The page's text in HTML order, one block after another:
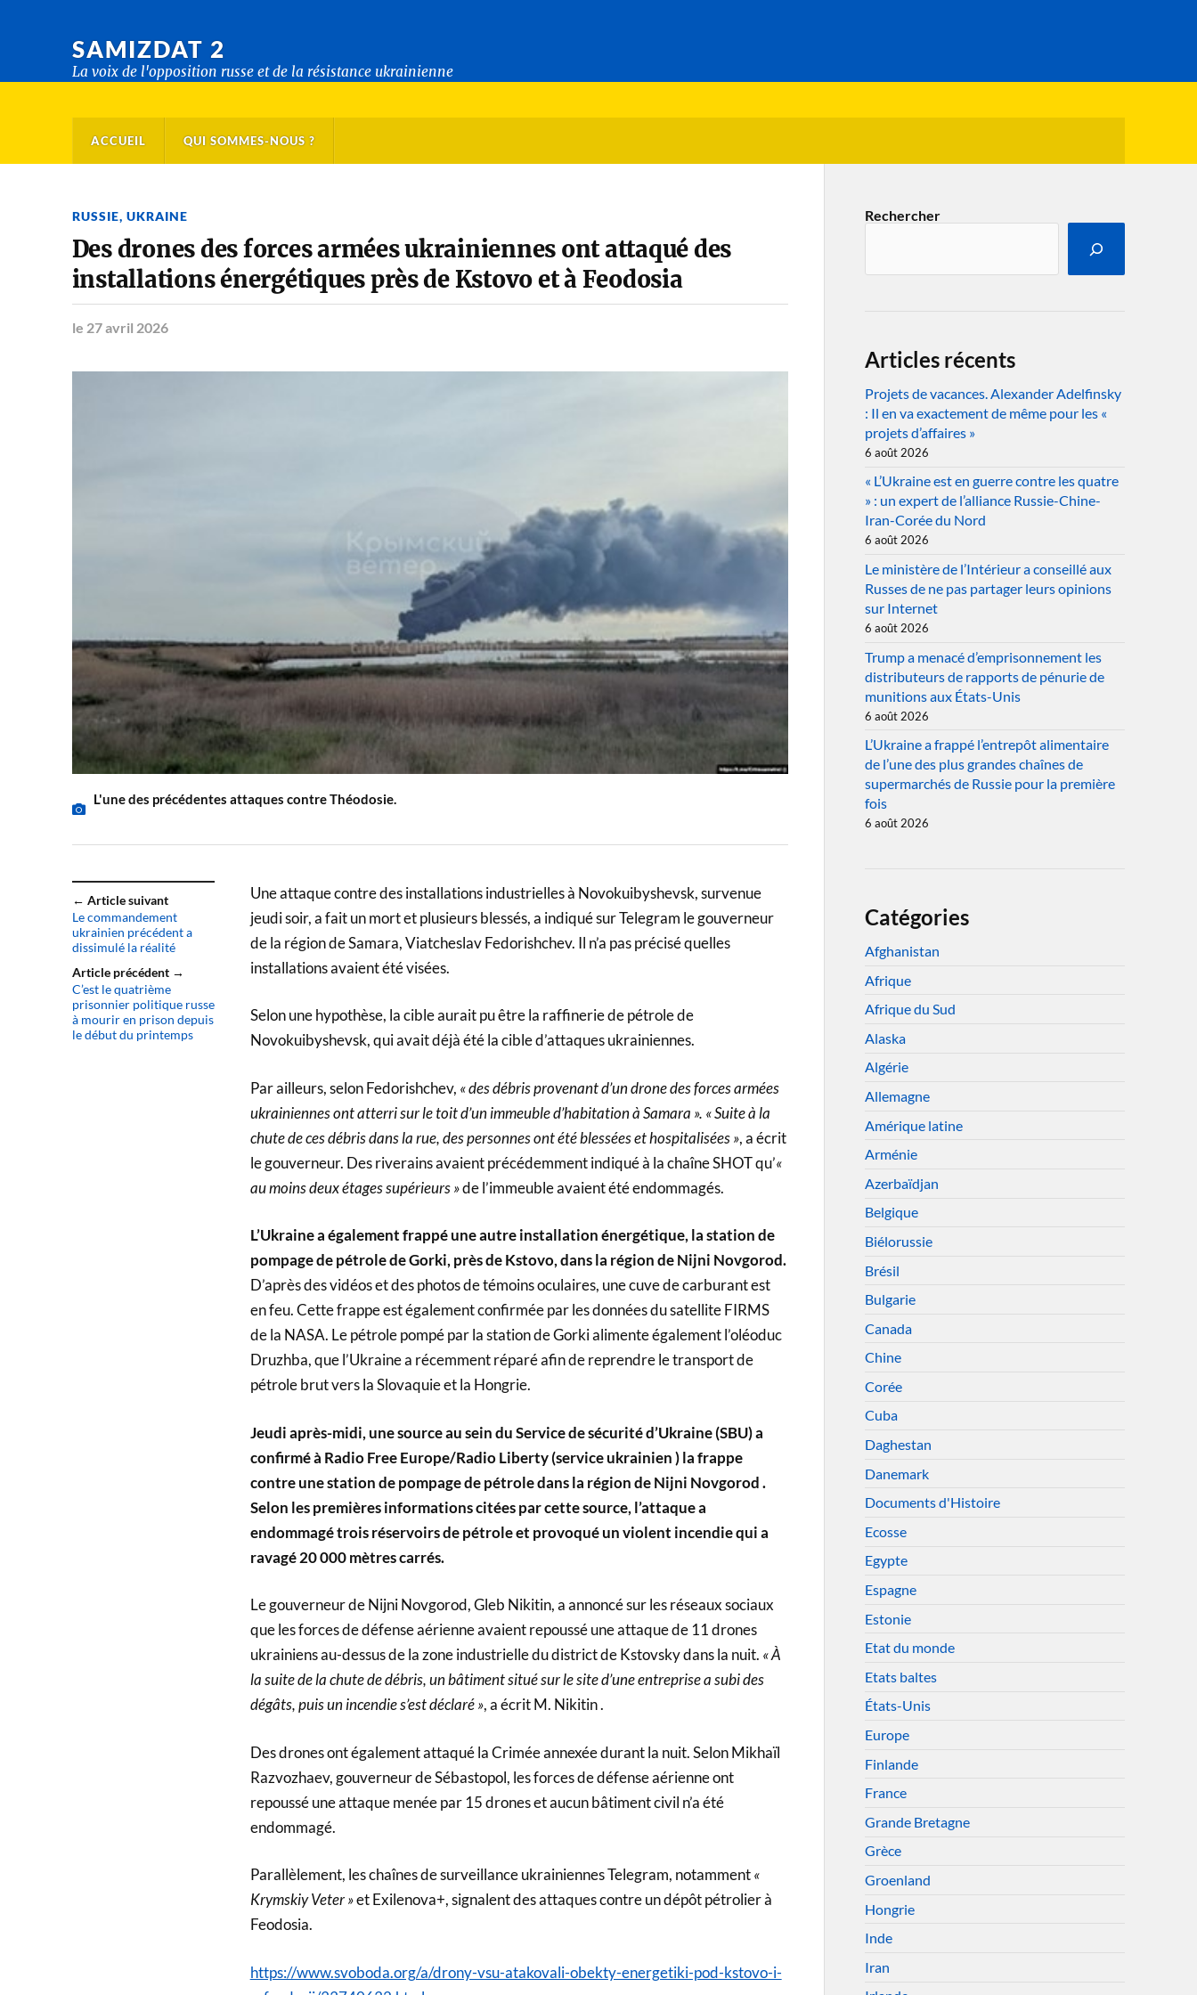
SAMIZDAT 2
La voix de l'opposition russe et de la résistance ukrainienne
ACCUEIL QUI SOMMES-NOUS ?
RUSSIE, UKRAINE
Des drones des forces armées ukrainiennes ont attaqué des
installations énergétiques près de Kstovo et à Feodosia
le 27 avril 2026
L'une des précédentes attaques contre Théodosie.
← Article suivant
Le commandement
ukrainien précédent a
dissimulé la réalité
Article précédent →
C’est le quatrième
prisonnier politique russe
à mourir en prison depuis
le début du printemps
Une attaque contre des installations industrielles à Novokuibyshevsk, survenue
jeudi soir, a fait un mort et plusieurs blessés, a indiqué sur Telegram le gouverneur
de la région de Samara, Viatcheslav Fedorishchev. Il n’a pas précisé quelles
installations avaient été visées.
Selon une hypothèse, la cible aurait pu être la raffinerie de pétrole de
Novokuibyshevsk, qui avait déjà été la cible d’attaques ukrainiennes.
Par ailleurs, selon Fedorishchev, « des débris provenant d’un drone des forces armées
ukrainiennes ont atterri sur le toit d’un immeuble d’habitation à Samara ». « Suite à la
chute de ces débris dans la rue, des personnes ont été blessées et hospitalisées », a écrit
le gouverneur. Des riverains avaient précédemment indiqué à la chaîne SHOT qu’«
au moins deux étages supérieurs »de l’immeuble avaient été endommagés.
L’Ukraine a également frappé une autre installation énergétique, la station de
pompage de pétrole de Gorki, près de Kstovo, dans la région de Nijni Novgorod.
D’après des vidéos et des photos de témoins oculaires, une cuve de carburant est
en feu. Cette frappe est également confirmée par les données du satellite FIRMS
de la NASA. Le pétrole pompé par la station de Gorki alimente également l’oléoduc
Druzhba, que l’Ukraine a récemment réparé afin de reprendre le transport de
pétrole brut vers la Slovaquie et la Hongrie.
Jeudi après-midi, une source au sein du Service de sécurité d’Ukraine (SBU) a
confirmé à Radio Free Europe/Radio Liberty (service ukrainien ) la frappe
contre une station de pompage de pétrole dans la région de Nijni Novgorod .
Selon les premières informations citées par cette source, l’attaque a
endommagé trois réservoirs de pétrole et provoqué un violent incendie qui a
ravagé 20 000 mètres carrés.
Le gouverneur de Nijni Novgorod, Gleb Nikitin, a annoncé sur les réseaux sociaux
que les forces de défense aérienne avaient repoussé une attaque de 11 drones
ukrainiens au-dessus de la zone industrielle du district de Kstovsky dans la nuit. « À
la suite de la chute de débris, un bâtiment situé sur le site d’une entreprise a subi des
dégâts, puis un incendie s’est déclaré », a écrit M. Nikitin .
Des drones ont également attaqué la Crimée annexée durant la nuit. Selon Mikhaïl
Razvozhaev, gouverneur de Sébastopol, les forces de défense aérienne ont
repoussé une attaque menée par 15 drones et aucun bâtiment civil n’a été
endommagé.
Parallèlement, les chaînes de surveillance ukrainiennes Telegram, notamment«
Krymskiy Veter »et Exilenova+, signalent des attaques contre un dépôt pétrolier à
Feodosia.
https://www.svoboda.org/a/drony-vsu-atakovali-obekty-energetiki-pod-kstovo-i-
Rechercher
Articles récents
Projets de vacances. Alexander Adelfinsky
: Il en va exactement de même pour les «
projets d’affaires »
6 août 2026
« L’Ukraine est en guerre contre les quatre
» : un expert de l’alliance Russie-Chine-
Iran-Corée du Nord
6 août 2026
Le ministère de l’Intérieur a conseillé aux
Russes de ne pas partager leurs opinions
sur Internet
6 août 2026
Trump a menacé d’emprisonnement les
distributeurs de rapports de pénurie de
munitions aux États-Unis
6 août 2026
L’Ukraine a frappé l’entrepôt alimentaire
de l’une des plus grandes chaînes de
supermarchés de Russie pour la première
fois
6 août 2026
Catégories
Afghanistan
Afrique
Afrique du Sud
Alaska
Algérie
Allemagne
Amérique latine
Arménie
Azerbaïdjan
Belgique
Biélorussie
Brésil
Bulgarie
Canada
Chine
Corée
Cuba
Daghestan
Danemark
Documents d'Histoire
Ecosse
Egypte
Espagne
Estonie
Etat du monde
Etats baltes
États-Unis
Europe
Finlande
France
Grande Bretagne
Grèce
Groenland
Hongrie
Inde
Iran